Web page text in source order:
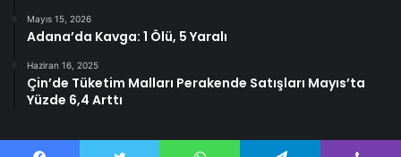
Mayıs 15, 2026
Adana’da Kavga: 1 Ölü, 5 Yaralı
Haziran 16, 2025
Çin’de Tüketim Malları Perakende Satışları Mayıs’ta
Yüzde 6,4 Arttı